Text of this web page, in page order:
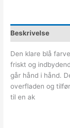
Beskrivelse
Den klare blå
friskt og
går hånd i hånd.
overfladen og
til en ak